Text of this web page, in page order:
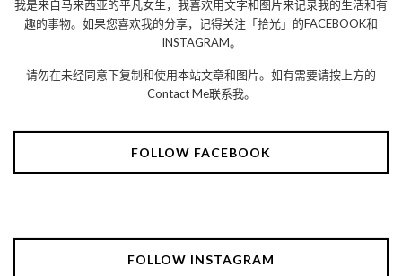
我是来自马来西亚的平凡女生，我喜欢用文字和图片来记录我的生活和有
趣的事物。如果您喜欢我的分享，记得关注「拾光」的FACEBOOK和
INSTAGRAM。
请勿在未经同意下复制和使用本站文章和图片。如有需要请按上方的
Contact Me联系我。
FOLLOW FACEBOOK
FOLLOW INSTAGRAM